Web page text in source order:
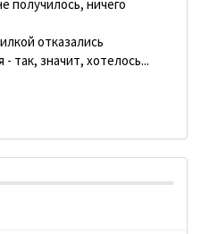
ничего
отказались
так, значит, хотелось...